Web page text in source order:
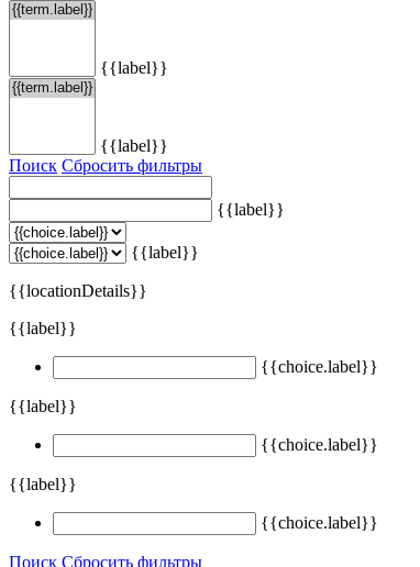
{{label}}
{{label}}
Поиск Сбросить фильтры
{{label}}
{{label}}
{{locationDetails}}
{{label}}
{{choice.label}}
{{label}}
{{choice.label}}
{{label}}
{{choice.label}}
Поиск Сбросить фильтры